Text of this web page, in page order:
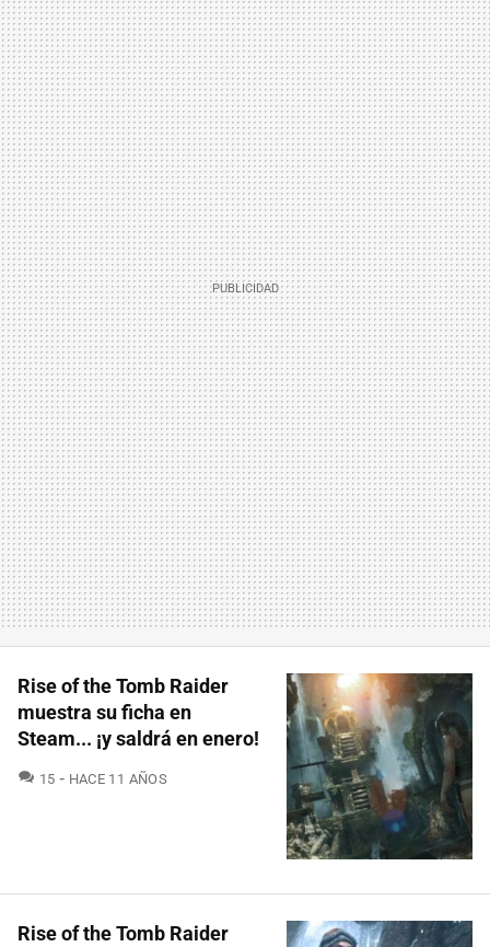
Rise of the Tomb Raider
muestra su ficha en
Steam... ¡y saldrá en enero!
15 COMENTARIOS
HACE 11 AÑOS
Rise of the Tomb Raider